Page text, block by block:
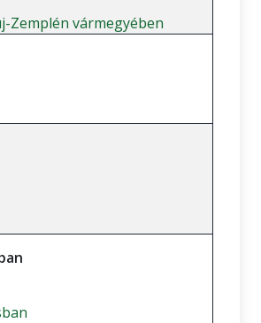
Zemplén vármegyében